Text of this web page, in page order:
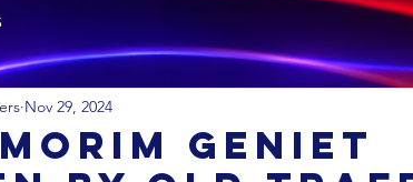
geniet
Nov 29, 2024